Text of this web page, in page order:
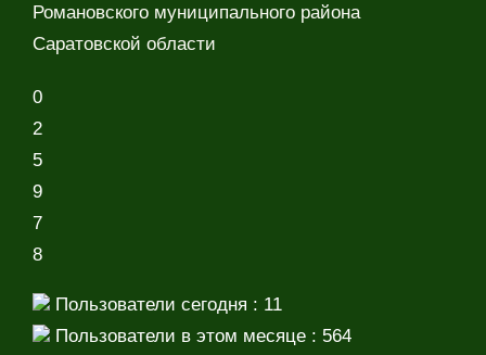
Романовского муниципального района
Саратовской области
0
2
5
9
7
8
Пользователи сегодня : 11
Пользователи в этом месяце : 564